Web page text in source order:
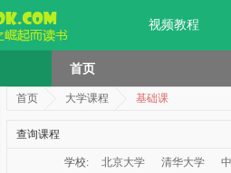
视频教程
首页
首页 大学课程 基础课
查询课程
学校: 北京大学 清华大学